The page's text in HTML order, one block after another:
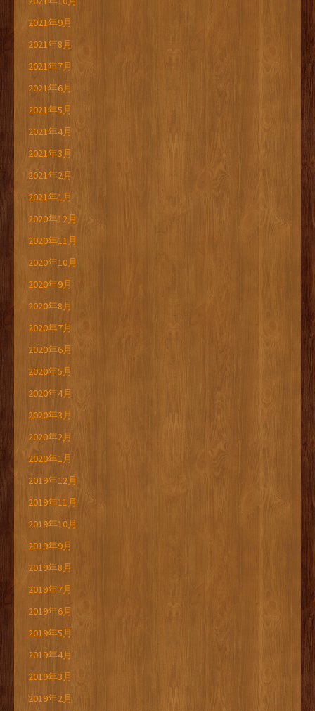
2021年9月
2021年8月
2021年7月
2021年6月
2021年5月
2021年4月
2021年3月
2021年2月
2021年1月
2020年12月
2020年11月
2020年10月
2020年9月
2020年8月
2020年7月
2020年6月
2020年5月
2020年4月
2020年3月
2020年2月
2020年1月
2019年12月
2019年11月
2019年10月
2019年9月
2019年8月
2019年7月
2019年6月
2019年5月
2019年4月
2019年3月
2019年2月